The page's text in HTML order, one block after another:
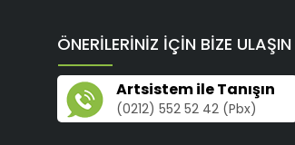
ÖNERİLERİNİZ İÇİN BİZE ULAŞIN
Artsistem ile Tanışın
(0212) 552 52 42 (Pbx)